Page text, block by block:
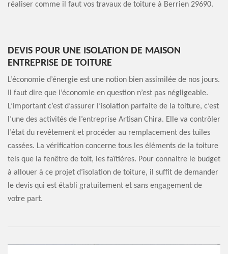
réaliser comme il faut vos travaux de toiture à Berrien 29690.
DEVIS POUR UNE ISOLATION DE MAISON
ENTREPRISE DE TOITURE
L’économie d’énergie est une notion bien assimilée de nos jours.
Il faut dire que l’économie en question n’est pas négligeable.
L’important c’est d’assurer l’isolation parfaite de la toiture, c’est
l’une des activités de l’entreprise Artisan Chira. Elle va contrôler
l’état du revêtement et procéder au remplacement des tuiles
cassées. La vérification concerne tous les éléments de la toiture
tels que la fenêtre de toit, les faîtières. Pour connaitre le budget
à allouer à ce projet d’isolation de toiture, il suffit de demander
le devis qui est établi gratuitement et sans engagement de
votre part.